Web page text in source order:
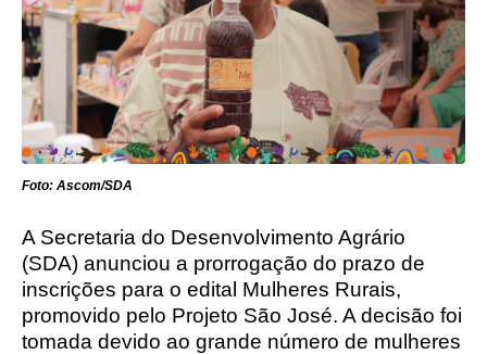
Foto: Ascom/SDA
A Secretaria do Desenvolvimento Agrário
(SDA) anunciou a prorrogação do prazo de
inscrições para o edital Mulheres Rurais,
promovido pelo Projeto São José. A decisão foi
tomada devido ao grande número de mulheres